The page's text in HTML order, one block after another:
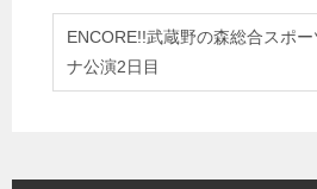
ENCORE!!武蔵野の森総合スポ
ナ公演2日目